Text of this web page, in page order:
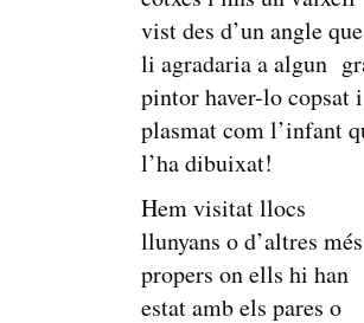
vist des d’un angle
li agradaria a algun
pintor haver-lo copsat i
plasmat com l’infant
l’ha dibuixat!
Hem visitat llocs
llunyans o d’altres més
propers on ells hi han
estat amb els pares o